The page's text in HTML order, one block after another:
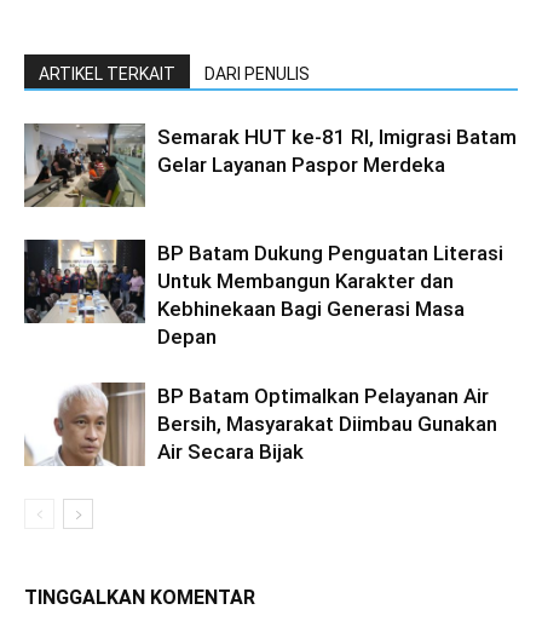
ARTIKEL TERKAIT DARI PENULIS
Semarak HUT ke-81 RI, Imigrasi Batam
Gelar Layanan Paspor Merdeka
BP Batam Dukung Penguatan Literasi
Untuk Membangun Karakter dan
Kebhinekaan Bagi Generasi Masa
Depan
BP Batam Optimalkan Pelayanan Air
Bersih, Masyarakat Diimbau Gunakan
Air Secara Bijak
TINGGALKAN KOMENTAR